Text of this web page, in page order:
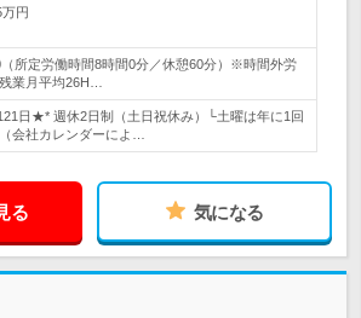
円
所定労働時間8時間0分／休憩60分）※時間外労
業月平均26H…
日★* 週休2日制（土日祝休み）└土曜は年に1回
会社カレンダーによ…
る 気になる